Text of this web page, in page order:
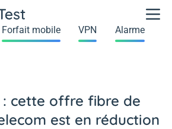
Forfait mobile VPN Alarme
: cette offre fibre de
est en réduction